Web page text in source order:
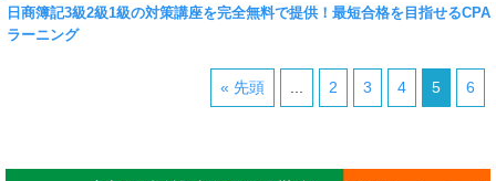
日商簿記3級2級1級の対策講座を完全無料で提供！最短合格を目指せるCPA
ラーニング
« 先頭 2 3 4 5 6